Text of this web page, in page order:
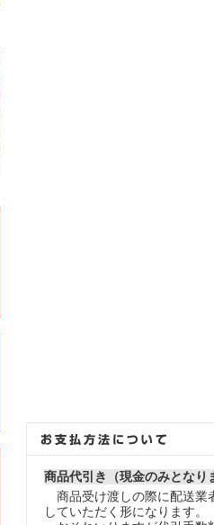
商品代引き（現金のみとなり
商品受け渡しの際に配送業
していただく形になります。